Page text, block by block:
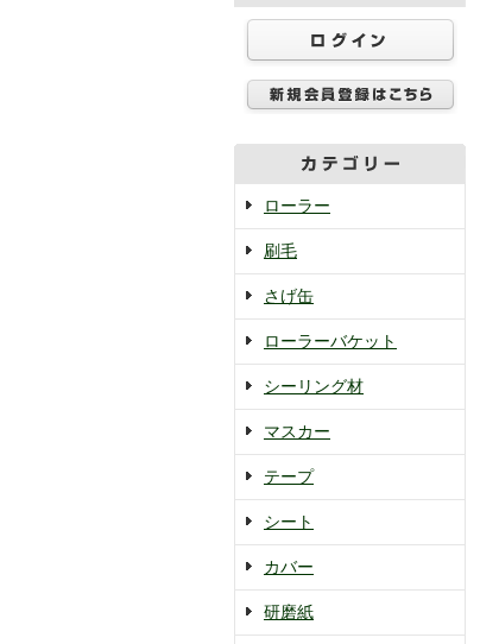
ローラー
刷毛
さげ缶
ローラーバケット
シーリング材
マスカー
テープ
シート
カバー
研磨紙